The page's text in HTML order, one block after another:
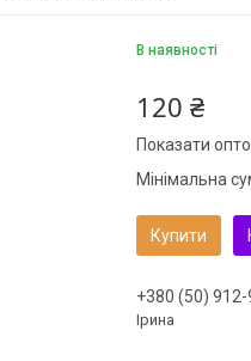
В наявності
120 ₴
Показати
Мінімальна
Купити
+380 (50)
Ірина